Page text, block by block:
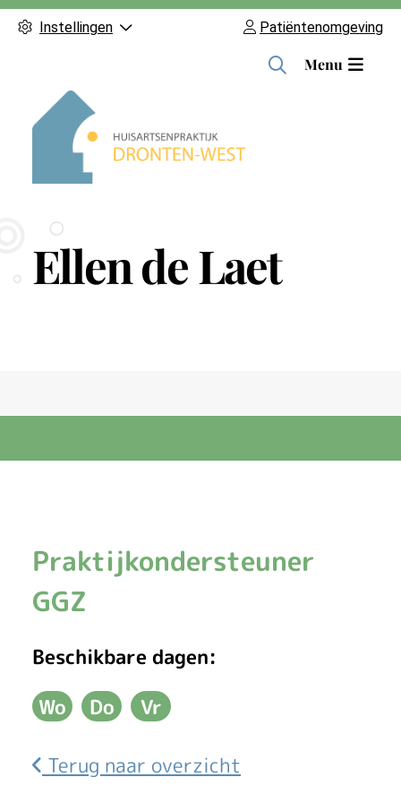
Instellingen Patiëntenomgeving
H
Menu
Ellen de Laet
E
l
e
n
d
Praktijkondersteuner
GGZ
Beschikbare dagen:
Woensdag
Wo Donderdag
Do Vrijdag
Vr
Terug naar overzicht